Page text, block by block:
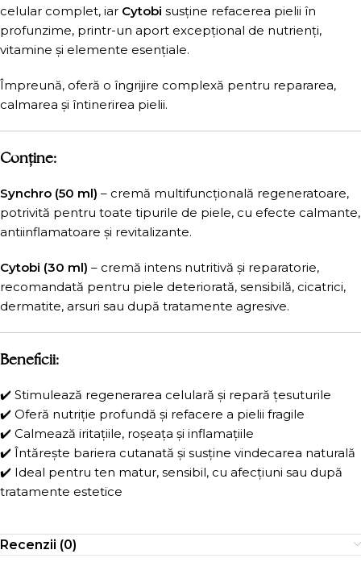
celular complet, iar Cytobi susține refacerea pielii în
profunzime, printr-un aport excepțional de nutrienți,
vitamine și elemente esențiale.
Împreună, oferă o îngrijire complexă pentru repararea,
calmarea și întinerirea pielii.
Conține:
Synchro (50 ml) – cremă multifuncțională regeneratoare,
potrivită pentru toate tipurile de piele, cu efecte calmante,
antiinflamatoare și revitalizante.
Cytobi (30 ml) – cremă intens nutritivă și reparatorie,
recomandată pentru piele deteriorată, sensibilă, cicatrici,
dermatite, arsuri sau după tratamente agresive.
Beneficii:
✔️ Stimulează regenerarea celulară și repară țesuturile
✔️ Oferă nutriție profundă și refacere a pielii fragile
✔️ Calmează iritațiile, roșeața și inflamațiile
✔️ Întărește bariera cutanată și susține vindecarea naturală
✔️ Ideal pentru ten matur, sensibil, cu afecțiuni sau după
tratamente estetice
Recenzii (0)